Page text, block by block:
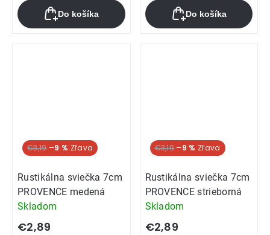
Do košíka Do košíka
€3,19 –9 %
Rustikálna sviečka 7cm
PROVENCE medená
Skladom
€2,89
€3,19 –9 %
Rustikálna sviečka 7cm
PROVENCE strieborná
Skladom
€2,89